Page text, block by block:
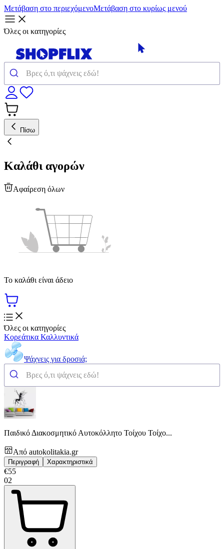
Μετάβαση στο περιεχόμενοΜετάβαση στο κυρίως μενού
Όλες οι κατηγορίες
Πίσω
Καλάθι αγορών
Αφαίρεση όλων
Το καλάθι είναι άδειο
Όλες οι κατηγορίες
Κορεάτικα Καλλυντικά
Ψάχνεις για δροσιά;
Παιδικό Διακοσμητικό Αυτοκόλλητο Τοίχου Τοίχο...
Από autokolitakia.gr
Περιγραφή Χαρακτηριστικά
€55
02